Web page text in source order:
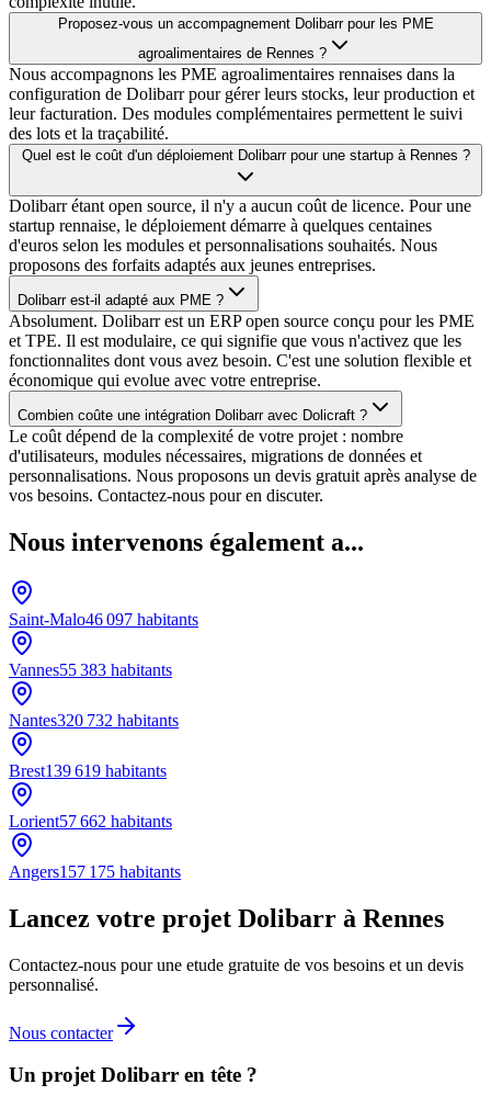
Proposez-vous un accompagnement Dolibarr pour les PME
agroalimentaires de Rennes ?
Nous accompagnons les PME agroalimentaires rennaises dans la
configuration de Dolibarr pour gérer leurs stocks, leur production et
leur facturation. Des modules complémentaires permettent le suivi
des lots et la traçabilité.
Quel est le coût d'un déploiement Dolibarr pour une startup à Rennes ?
Dolibarr étant open source, il n'y a aucun coût de licence. Pour une
startup rennaise, le déploiement démarre à quelques centaines
d'euros selon les modules et personnalisations souhaités. Nous
proposons des forfaits adaptés aux jeunes entreprises.
Dolibarr est-il adapté aux PME ?
Absolument. Dolibarr est un ERP open source conçu pour les PME
et TPE. Il est modulaire, ce qui signifie que vous n'activez que les
fonctionnalites dont vous avez besoin. C'est une solution flexible et
économique qui evolue avec votre entreprise.
Combien coûte une intégration Dolibarr avec Dolicraft ?
Le coût dépend de la complexité de votre projet : nombre
d'utilisateurs, modules nécessaires, migrations de données et
personnalisations. Nous proposons un devis gratuit après analyse de
vos besoins. Contactez-nous pour en discuter.
Nous intervenons également a...
Saint-Malo46 097 habitants
Vannes55 383 habitants
Nantes320 732 habitants
Brest139 619 habitants
Lorient57 662 habitants
Angers157 175 habitants
Lancez votre projet Dolibarr à Rennes
Contactez-nous pour une etude gratuite de vos besoins et un devis
personnalisé.
Nous contacter
Un projet Dolibarr en tête ?